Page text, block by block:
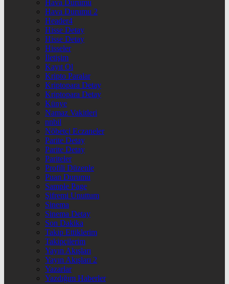
Hava Durumu
Hava Durumu 2
Header4
Hisse Detay
Hisse Detay
Hisseler
İletişim
Kayıt Ol
Kripto Paralar
Kriptopara Detay
Kriptopara Detay
Künye
Namaz Vakitleri
nnbil
Nöbetçi Eczaneler
Parite Detay
Parite Detay
Pariteler
Profili Düzenle
Puan Durumu
Sample Page
Şifremi Unuttum
Sinema
Sinema Detay
Son Dakika
Takip Ettiklerim
Takipçilerim
Yayın Akışları
Yayın Akışları 2
Yazarlar
Yazdığım Haberler